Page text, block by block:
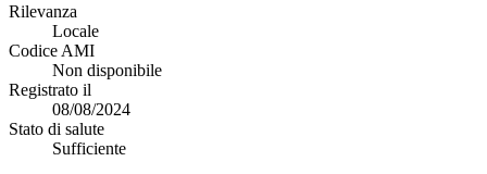
Rilevanza
Locale
Codice AMI
Non disponibile
Registrato il
08/08/2024
Stato di salute
Sufficiente